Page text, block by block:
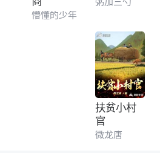
懵懂的少年
粥加三勺
扶贫小村
官
微龙唐